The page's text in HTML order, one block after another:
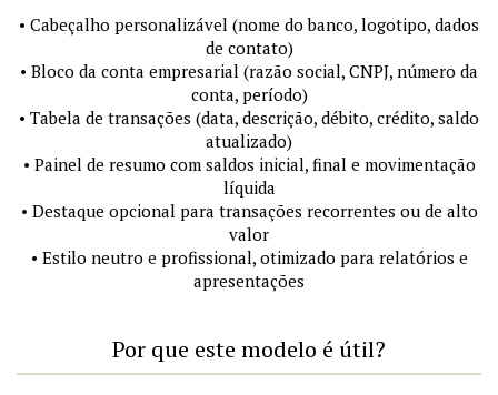
• Cabeçalho personalizável (nome do banco, logotipo, dados
de contato)
• Bloco da conta empresarial (razão social, CNPJ, número da
conta, período)
• Tabela de transações (data, descrição, débito, crédito, saldo
atualizado)
• Painel de resumo com saldos inicial, final e movimentação
líquida
• Destaque opcional para transações recorrentes ou de alto
valor
• Estilo neutro e profissional, otimizado para relatórios e
apresentações
Por que este modelo é útil?